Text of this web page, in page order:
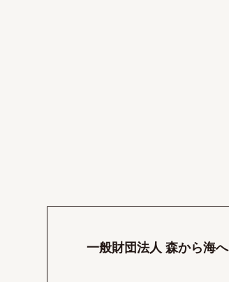
一般財団法人 森から海へ